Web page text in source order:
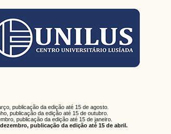
publicação da edição até 15 de agosto.
publicação da edição até 15 de outubro.
publicação da edição até 15 de janeiro.
publicação da edição até 15 de abril.